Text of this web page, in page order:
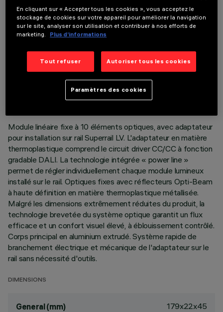
DONNÉES TECHNIQUES
DERNIÈRE MISE À JOUR: 03/08/2026
Module linéaire fixe à 10 éléments optiques, avec adaptateur
pour installation sur rail Superrail LV. L'adaptateur en matière
thermoplastique comprend le circuit driver CC/CC à fonction
gradable DALI. La technologie intégrée « power line »
permet de régler individuellement chaque module lumineux
installé sur le rail. Optiques fixes avec réflecteurs Opti-Beam
à haute définition en matière thermoplastique métallisée.
Malgré les dimensions extrêmement réduites du produit, la
technologie brevetée du système optique garantit un flux
efficace et un confort visuel élevé, à éblouissement contrôlé.
Corps principal en aluminium extrudé. Système rapide de
branchement électrique et mécanique de l'adaptateur sur le
rail sans nécessité d'outils.
DIMENSIONS
General (mm) 179x22x45
En cliquant sur « Accepter tous les cookies », vous acceptez le
stockage de cookies sur votre appareil pour améliorer la navigation
sur le site, analyser son utilisation et contribuer à nos efforts de
marketing.
Plus d’informations
Tout refuser Autoriser tous les cookies
Paramètres des cookies